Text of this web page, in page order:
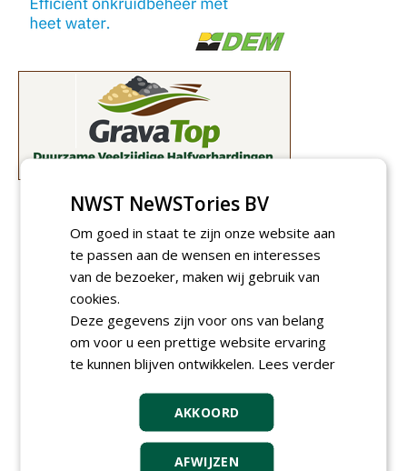
Meld je aan voor onze digitale
NWST NeWSTories BV
Om goed in staat te zijn onze website aan
te passen aan de wensen en interesses
van de bezoeker, maken wij gebruik van
cookies.
Deze gegevens zijn voor ons van belang
om voor u een prettige website ervaring
te kunnen blijven ontwikkelen. Lees verder
AKKOORD
AFWIJZEN